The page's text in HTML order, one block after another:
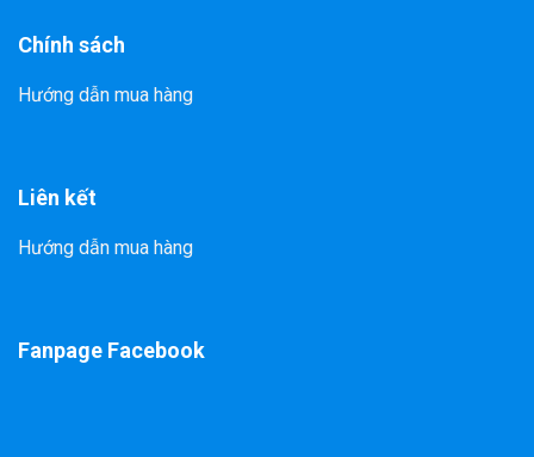
Chính sách
Hướng dẫn mua hàng
Liên kết
Hướng dẫn mua hàng
Fanpage Facebook